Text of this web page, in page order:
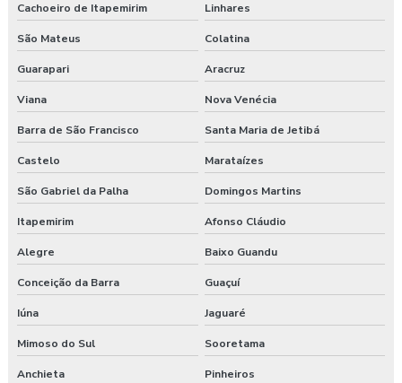
Cachoeiro de Itapemirim Linhares
São Mateus Colatina
Guarapari Aracruz
Viana Nova Venécia
Barra de São Francisco Santa Maria de Jetibá
Castelo Marataízes
São Gabriel da Palha Domingos Martins
Itapemirim Afonso Cláudio
Alegre Baixo Guandu
Conceição da Barra Guaçuí
Iúna Jaguaré
Mimoso do Sul Sooretama
Anchieta Pinheiros